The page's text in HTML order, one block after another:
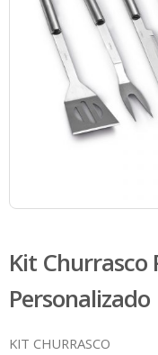
Kit Churrasco
Personalizado
KIT CHURRASCO